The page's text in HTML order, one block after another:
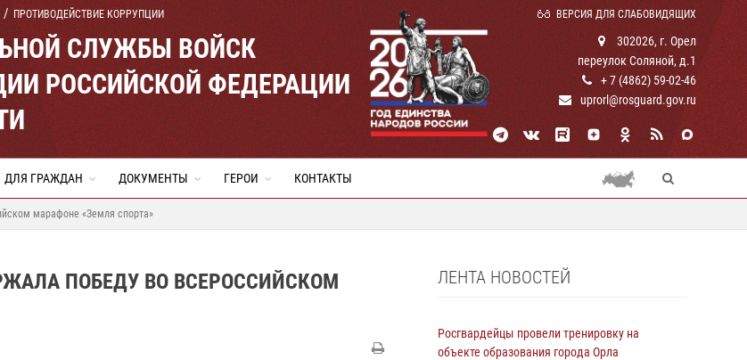
ПРОТИВОДЕЙСТВИЕ КОРРУПЦИИ ВЕРСИЯ ДЛЯ СЛАБОВИДЯЩИХ
СЛУЖБЫ ВОЙСК
РОССИЙСКОЙ ФЕДЕРАЦИИ
302026, г. Орел
переулок Соляной, д.1
+ 7 (4862) 59-02-46
uprorl@rosguard.gov.ru
ДЛЯ ГРАЖДАН ДОКУМЕНТЫ ГЕРОИ КОНТАКТЫ
марафоне «Земля спорта»
ПОБЕДУ ВО ВСЕРОССИЙСКОМ
ЛЕНТА НОВОСТЕЙ
Росгвардейцы провели тренировку на
объекте образования города Орла